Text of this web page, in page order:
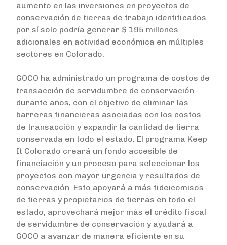
aumento en las inversiones en proyectos de
conservación de tierras de trabajo identificados
por sí solo podría generar $ 195 millones
adicionales en actividad económica en múltiples
sectores en Colorado.
GOCO ha administrado un programa de costos de
transacción de servidumbre de conservación
durante años, con el objetivo de eliminar las
barreras financieras asociadas con los costos
de transacción y expandir la cantidad de tierra
conservada en todo el estado. El programa Keep
It Colorado creará un fondo accesible de
financiación y un proceso para seleccionar los
proyectos con mayor urgencia y resultados de
conservación. Esto apoyará a más fideicomisos
de tierras y propietarios de tierras en todo el
estado, aprovechará mejor más el crédito fiscal
de servidumbre de conservación y ayudará a
GOCO a avanzar de manera eficiente en su